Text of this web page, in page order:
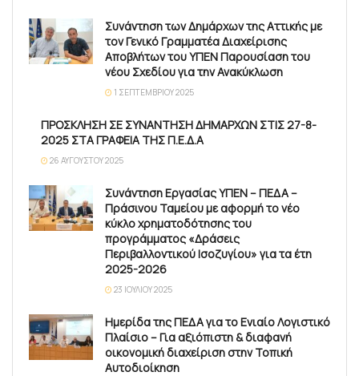
Συνάντηση των Δημάρχων της Αττικής με
τον Γενικό Γραμματέα Διαχείρισης
Αποβλήτων του ΥΠΕΝ Παρουσίαση του
νέου Σχεδίου για την Ανακύκλωση
1 ΣΕΠΤΕΜΒΡΊΟΥ 2025
ΠΡΟΣΚΛΗΣΗ ΣΕ ΣΥΝΑΝΤΗΣΗ ΔΗΜΑΡΧΩΝ ΣΤΙΣ 27-8-
2025 ΣΤΑ ΓΡΑΦΕΙΑ ΤΗΣ Π.Ε.Δ.Α
26 ΑΥΓΟΎΣΤΟΥ 2025
Συνάντηση Εργασίας ΥΠΕΝ – ΠΕΔΑ –
Πράσινου Ταμείου με αφορμή το νέο
κύκλο χρηματοδότησης του
προγράμματος «Δράσεις
Περιβαλλοντικού Ισοζυγίου» για τα έτη
2025-2026
23 ΙΟΥΛΊΟΥ 2025
Ημερίδα της ΠΕΔΑ για το Ενιαίο Λογιστικό
Πλαίσιο – Για αξιόπιστη & διαφανή
οικονομική διαχείριση στην Τοπική
Αυτοδιοίκηση